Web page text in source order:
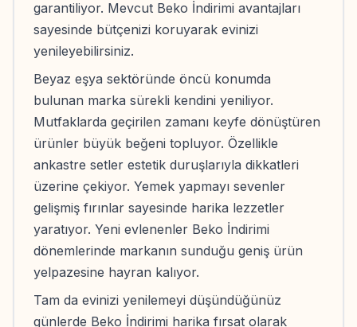
garantiliyor. Mevcut Beko İndirimi avantajları
sayesinde bütçenizi koruyarak evinizi
yenileyebilirsiniz.
Beyaz eşya sektöründe öncü konumda
bulunan marka sürekli kendini yeniliyor.
Mutfaklarda geçirilen zamanı keyfe dönüştüren
ürünler büyük beğeni topluyor. Özellikle
ankastre setler estetik duruşlarıyla dikkatleri
üzerine çekiyor. Yemek yapmayı sevenler
gelişmiş fırınlar sayesinde harika lezzetler
yaratıyor. Yeni evlenenler Beko İndirimi
dönemlerinde markanın sunduğu geniş ürün
yelpazesine hayran kalıyor.
Tam da evinizi yenilemeyi düşündüğünüz
günlerde Beko İndirimi harika fırsat olarak